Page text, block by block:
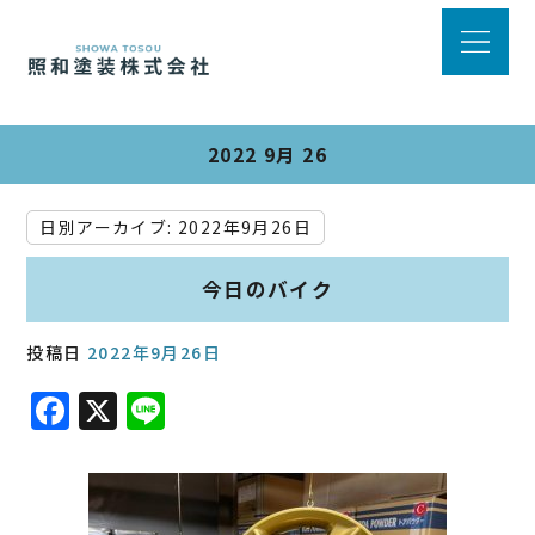
2022 9月 26
日別アーカイブ: 2022年9月26日
今日のバイク
投稿日 2022年9月26日
F
a
c
X
e